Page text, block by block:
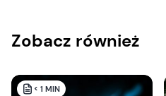
Zobacz również
< 1 MIN